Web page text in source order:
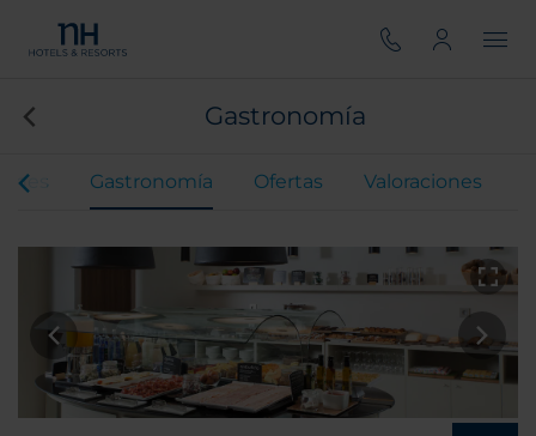
Gastronomía
Gastronomía Ofertas Valoraciones